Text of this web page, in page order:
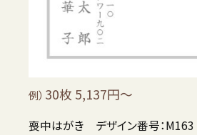
例） 30枚 5,137円～
喪中はがき デザイン番号：M163